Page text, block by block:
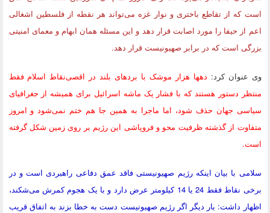
است که از تقاطع باختری و نوار غزه می‌تواند هر نقطه از فلسطین اشغالی
اعم از حیفا را مورد اصابت قرار دهد و این مسئله همان ابهام و معمای امنیتی
بزرگی است که در برابر صهیونیست قرار دهد.
وی عنوان کرد: دهها هزار موشک با بردهای بلند در اقصی‌نقاط اسلام فقط
منتظر دستور هستند که با فشار یک ماشه اسرائیل برای همیشه از جغرافیای
سیاسی جهان حذف شود، اما ماجرا به همین جا هم ختم نمی‌شود و امروز
متفاوت از گذشته ظرفیت محو و فروپاشی این رژیم بر روی زمین شکل گرفته
است.
سلامی با بیان اینکه رژیم صهیونیستی فاقد عمق دفاعی راهبردی است و در
برخی نقاط فقط 24 یا 14 کیلومتر عرض دارد و با یک هجوم کمرش می‌شکند،
اظهار داشت: بار دیگر اگر رژیم صهیونیست دست به خطا بزند به اتفاق قریب